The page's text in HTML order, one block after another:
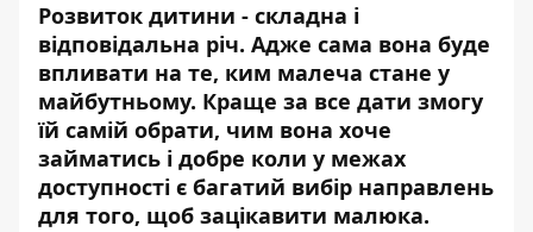
Розвиток дитини - складна і
відповідальна річ. Адже сама вона буде
впливати на те, ким малеча стане у
майбутньому. Краще за все дати змогу
їй самій обрати, чим вона хоче
займатись і добре коли у межах
доступності є багатий вибір направлень
для того, щоб зацікавити малюка.